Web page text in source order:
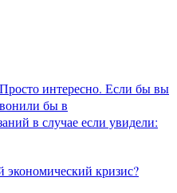
интересно. Если бы вы
бы в
в случае если увидели:
кризис?